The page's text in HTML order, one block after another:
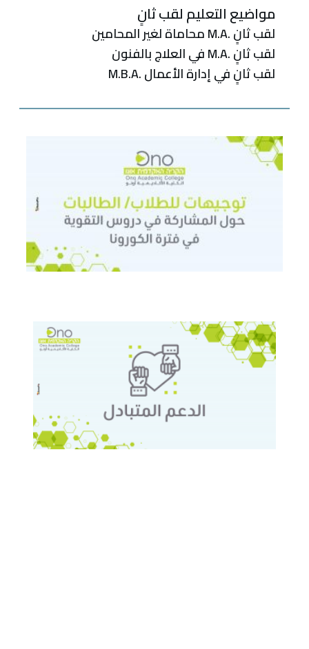
مواضيع التعليم لقب ثانٍ
لقب‭ ‬ثانٍ .‭ ‬M.Aمحاماة‭ ‬لغير‭ ‬المحامين
لقب ثانٍ .M.A في العلاج بالفنون
لقب‭ ‬ثانٍ‭ ‬في‭ ‬إدارة‭ ‬الأعمال .‭ M.B.A